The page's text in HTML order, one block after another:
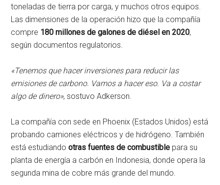
toneladas de tierra por carga, y muchos otros equipos.
Las dimensiones de la operación hizo que la compañía
compre 180 millones de galones de diésel en 2020,
según documentos regulatorios.
«Tenemos que hacer inversiones para reducir las
emisiones de carbono. Vamos a hacer eso. Va a costar
algo de dinero», sostuvo Adkerson.
La compañía con sede en Phoenix (Estados Unidos) está
probando camiones eléctricos y de hidrógeno. También
está estudiandootras fuentes de combustible para su
planta de energía a carbón en Indonesia, donde opera la
segunda mina de cobre más grande del mundo.